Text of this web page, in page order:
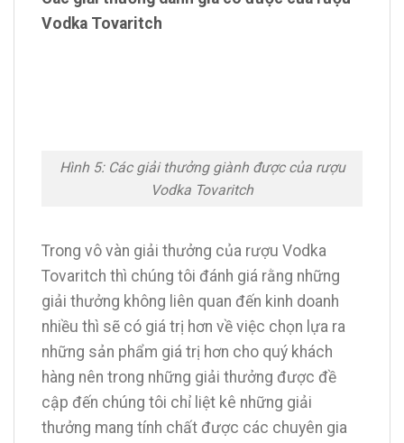
Vodka Tovaritch
Hình 5: Các giải thưởng giành được của rượu
Vodka Tovaritch
Trong vô vàn giải thưởng của rượu Vodka
Tovaritch thì chúng tôi đánh giá rằng những
giải thưởng không liên quan đến kinh doanh
nhiều thì sẽ có giá trị hơn về việc chọn lựa ra
những sản phẩm giá trị hơn cho quý khách
hàng nên trong những giải thưởng được đề
cập đến chúng tôi chỉ liệt kê những giải
thưởng mang tính chất được các chuyên gia